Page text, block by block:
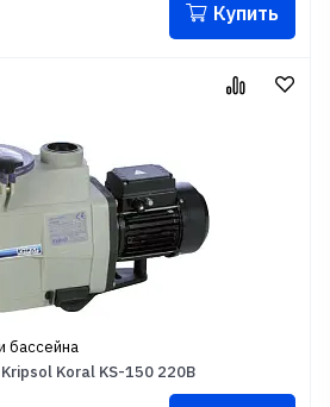
Купить
бассейна
Koral KS-150 220B